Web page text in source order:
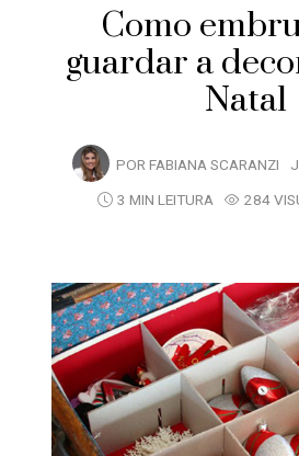
Como
guardar a
Natal
POR FABIANA SCARANZI
3 MIN LEITURA
284